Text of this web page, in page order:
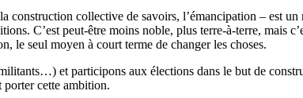
collective de savoirs, l’émancipation – est
C’est peut-être moins noble, plus terre-à-terre, mais
le seul moyen à court terme de changer les choses.
et participons aux élections dans le but de
porter cette ambition.